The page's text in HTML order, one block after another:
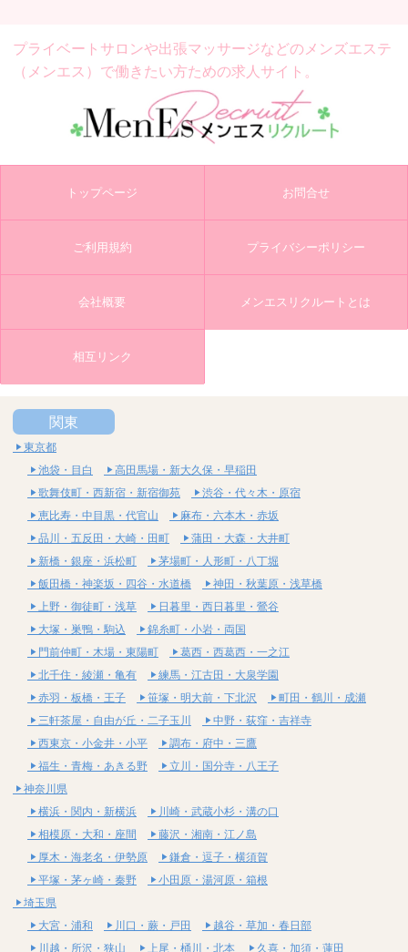
プライベートサロンや出張マッサージなどの メンズエステ
（メンエス）で働きたい方ための求人サイト。
トップページ お問合せ
ご利用規約 プライバシーポリシー
会社概要 メンエスリクルートとは
相互リンク
関東
東京都
池袋・目白
高田馬場・新大久保・早稲田
歌舞伎町・西新宿・新宿御苑
渋谷・代々木・原宿
恵比寿・中目黒・代官山
麻布・六本木・赤坂
品川・五反田・大崎・田町
蒲田・大森・大井町
新橋・銀座・浜松町
茅場町・人形町・八丁堀
飯田橋・神楽坂・四谷・水道橋
神田・秋葉原・浅草橋
上野・御徒町・浅草
日暮里・西日暮里・鶯谷
大塚・巣鴨・駒込
錦糸町・小岩・両国
門前仲町・木場・東陽町
葛西・西葛西・一之江
北千住・綾瀬・亀有
練馬・江古田・大泉学園
赤羽・板橋・王子
笹塚・明大前・下北沢
町田・鶴川・成瀬
三軒茶屋・自由が丘・二子玉川
中野・荻窪・吉祥寺
西東京・小金井・小平
調布・府中・三鷹
福生・青梅・あきる野
立川・国分寺・八王子
神奈川県
横浜・関内・新横浜
川崎・武蔵小杉・溝の口
相模原・大和・座間
藤沢・湘南・江ノ島
厚木・海老名・伊勢原
鎌倉・逗子・横須賀
平塚・茅ヶ崎・秦野
小田原・湯河原・箱根
埼玉県
大宮・浦和
川口・蕨・戸田
越谷・草加・春日部
川越・所沢・狭山
上尾・桶川・北本 久喜・加須・蓮田